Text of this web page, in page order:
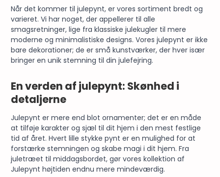
Når det kommer til julepynt, er vores sortiment bredt og
varieret. Vi har noget, der appellerer til alle
smagsretninger, lige fra klassiskejulekugler til mere
moderne og minimalistiske designs. Vores julepynt er ikke
bare dekorationer; de er små kunstværker, der hver især
bringer en unik stemning til din julefejring.
En verden af julepynt: Skønhed i
detaljerne
Julepynt er mere end blot ornamenter; det er en måde
at tilføje karakter og sjæl til dit hjem i den mest festlige
tid af året. Hvert lille stykke pynt er en mulighed for at
forstærke stemningen og skabe magi i dit hjem. Fra
juletræet til middagsbordet, gør vores kollektion af
Julepynt højtiden endnu mere mindeværdig.